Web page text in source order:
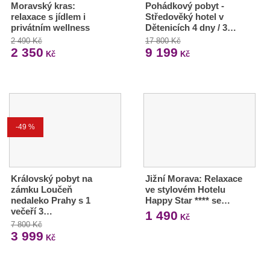
Moravský kras:
relaxace s jídlem i
privátním wellness
2 490 Kč
2 350 Kč
Pohádkový pobyt -
Středověký hotel v
Dětenicích 4 dny / 3…
17 800 Kč
9 199 Kč
-49 %
Královský pobyt na
zámku Loučeň
nedaleko Prahy s 1
večeří 3…
7 800 Kč
3 999 Kč
Jižní Morava: Relaxace
ve stylovém Hotelu
Happy Star **** se…
1 490 Kč